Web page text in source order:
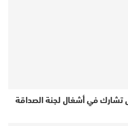
تشارك في أشغال لجنة الصداقة